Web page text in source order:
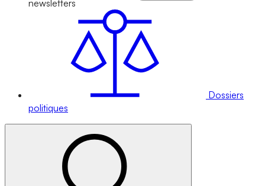
newsletters
Dossiers
politiques